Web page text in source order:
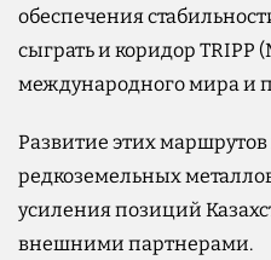
обеспечения
сыграть и коридор
международного мира и
Развитие этих
редкоземельных
усиления позиций
внешними партнерами.